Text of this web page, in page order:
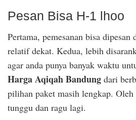
Pesan Bisa H-1 lhoo
Pertama, pemesanan bisa dipesan
relatif dekat. Kedua, lebih
agar anda punya banyak waktu
Harga Aqiqah Bandung dari
pilihan paket masih lengkap.
tunggu dan ragu lagi.